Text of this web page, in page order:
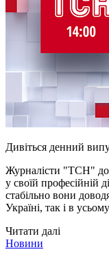
Дивіться денний
Журналісти "ТСН"
у своїй професійній
стабільно вони
Україні, так і в усьому
Читати далі
Новини